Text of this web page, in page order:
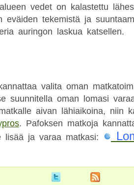
vedet on kalastettu
eväiden tekemistä ja
auringon laskua katsellen.
valita oman
suunnitella oman lomasi
aivan lähiaikoina, niin
. Pafoksen matkoja
lisää ja varaa matkasi: